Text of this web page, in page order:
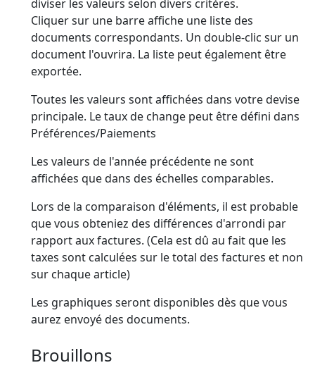
diviser les valeurs selon divers critères.
Cliquer sur une barre affiche une liste des
documents correspondants. Un double-clic sur un
document l'ouvrira. La liste peut également être
exportée.
Toutes les valeurs sont affichées dans votre devise
principale. Le taux de change peut être défini dans
Préférences/Paiements
Les valeurs de l'année précédente ne sont
affichées que dans des échelles comparables.
Lors de la comparaison d'éléments, il est probable
que vous obteniez des différences d'arrondi par
rapport aux factures. (Cela est dû au fait que les
taxes sont calculées sur le total des factures et non
sur chaque article)
Les graphiques seront disponibles dès que vous
aurez envoyé des documents.
Brouillons